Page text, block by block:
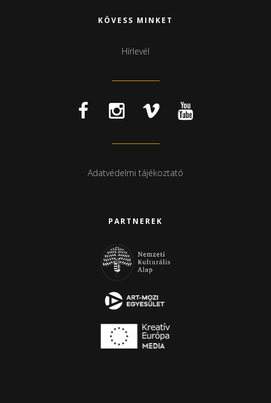
KÖVESS MINKET
Hírlevél
Adatvédelmi tájékoztató
PARTNEREK